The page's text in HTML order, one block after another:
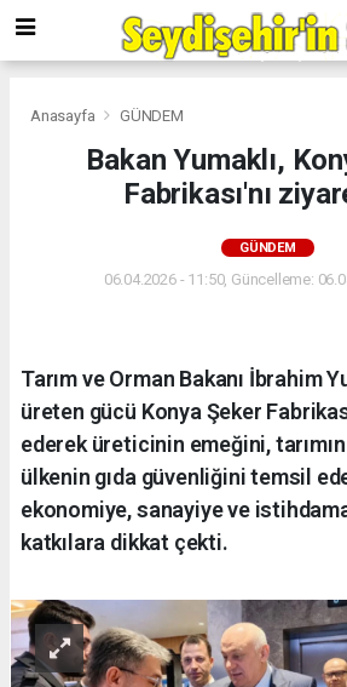
Anasayfa GÜNDEM
Bakan Yumaklı,
Fabrikası'nı
GÜNDEM
06.04.2026 - 11:50, Güncelleme:
Tarım ve Orman Bakanı İbrahim
üreten gücü Konya Şeker
ederek üreticinin emeğini,
ülkenin gıda güvenliğini temsil
ekonomiye, sanayiye ve
katkılara dikkat çekti.